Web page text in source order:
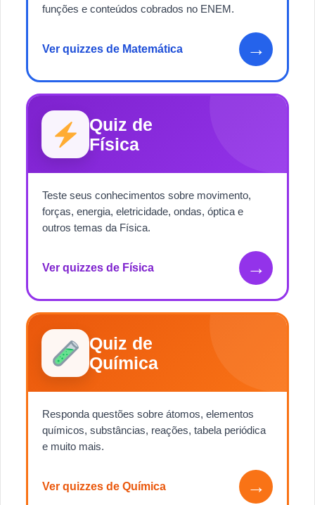
funções e conteúdos cobrados no ENEM.
Ver quizzes de Matemática →
Quiz de
Física
Teste seus conhecimentos sobre movimento,
forças, energia, eletricidade, ondas, óptica e
outros temas da Física.
Ver quizzes de Física →
Quiz de
Química
Responda questões sobre átomos, elementos
químicos, substâncias, reações, tabela periódica
e muito mais.
Ver quizzes de Química →